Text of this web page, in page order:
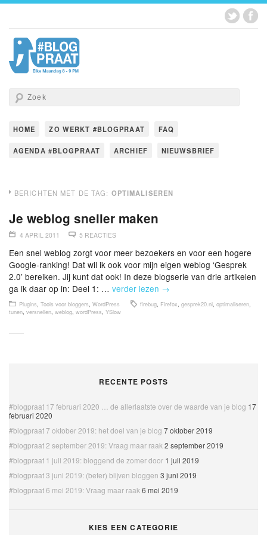
HOME ZO WERKT #BLOGPRAAT FAQ
AGENDA #BLOGPRAAT ARCHIEF NIEUWSBRIEF
BERICHTEN MET DE TAG: OPTIMALISEREN
Je weblog sneller maken
4 APRIL 2011 5 REACTIES
Een snel weblog zorgt voor meer bezoekers en voor een hogere
Google-ranking! Dat wil ik ook voor mijn eigen weblog ‘Gesprek
2.0’ bereiken. Jij kunt dat ook! In deze blogserie van drie artikelen
ga ik daar op in: Deel 1: … verder lezen →
Plugins, Tools voor bloggers, WordPress firebug, Firefox, gesprek20.nl, optimaliseren,
tunen, versnellen, weblog, wordPress, YSlow
RECENTE POSTS
#blogpraat 17 februari 2020 … de allerlaatste over de waarde van je blog 17
februari 2020
#blogpraat 7 oktober 2019: het doel van je blog 7 oktober 2019
#blogpraat 2 september 2019: Vraag maar raak 2 september 2019
#blogpraat 1 juli 2019: bloggend de zomer door 1 juli 2019
#blogpraat 3 juni 2019: (beter) blijven bloggen 3 juni 2019
#blogpraat 6 mei 2019: Vraag maar raak 6 mei 2019
KIES EEN CATEGORIE